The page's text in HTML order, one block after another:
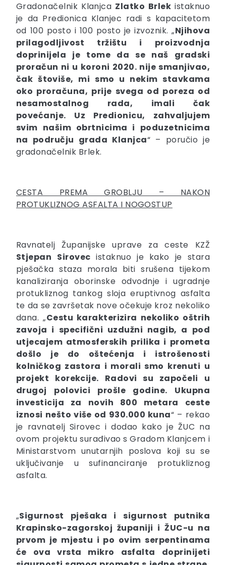
Gradonačelnik Klanjca Zlatko Brlek istaknuo
je da Predionica Klanjec radi s kapacitetom
od 100 posto i 100 posto je izvoznik. „Njihova
prilagodljivost tržištu i proizvodnja
doprinijela je tome da se naš gradski
proračun ni u koroni 2020. nije smanjivao,
čak štoviše, mi smo u nekim stavkama
oko proračuna, prije svega od poreza od
nesamostalnog rada, imali čak
povećanje. Uz Predionicu, zahvaljujem
svim našim obrtnicima i poduzetnicima
na području grada Klanjca“ – poručio je
gradonačelnik Brlek.
CESTA PREMA GROBLJU – NAKON
PROTUKLIZNOG ASFALTA I NOGOSTUP
Ravnatelj Županijske uprave za ceste KZŽ
Stjepan Sirovec istaknuo je kako je stara
pješačka staza morala biti srušena tijekom
kanaliziranja oborinske odvodnje i ugradnje
protukliznog tankog sloja eruptivnog asfalta
te da se završetak nove očekuje kroz nekoliko
dana. „Cestu karakterizira nekoliko oštrih
zavoja i specifični uzdužni nagib, a pod
utjecajem atmosferskih prilika i prometa
došlo je do oštećenja i istrošenosti
kolničkog zastora i morali smo krenuti u
projekt korekcije. Radovi su započeli u
drugoj polovici prošle godine. Ukupna
investicija za novih 800 metara ceste
iznosi nešto više od 930.000 kuna“ – rekao
je ravnatelj Sirovec i dodao kako je ŽUC na
ovom projektu surađivao s Gradom Klanjcem i
Ministarstvom unutarnjih poslova koji su se
uključivanje u sufinanciranje protukliznog
asfalta.
„Sigurnost pješaka i sigurnost putnika
Krapinsko-zagorskoj županiji i ŽUC-u na
prvom je mjestu i po ovim serpentinama
će ova vrsta mikro asfalta doprinijeti